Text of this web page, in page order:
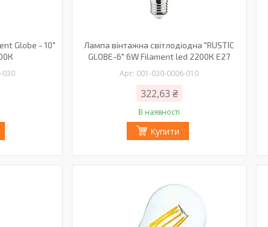
Globe - 10"
030
Лампа вінтажна світлодіодна "RUSTIC
GLOBE-6" 6W Filament led 2200К E27
001-030-0006-010
322,63 ₴
В наявності
Купити